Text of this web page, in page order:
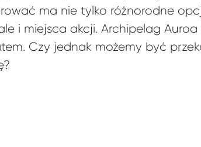
ma nie tylko różnorodne
i miejsca akcji. Archipelag
Czy jednak możemy być